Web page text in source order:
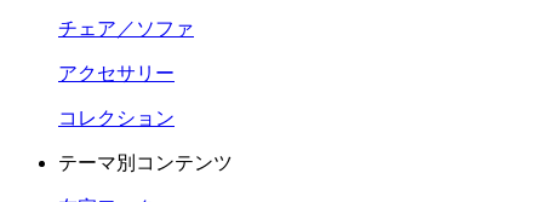
チェア／ソファ
アクセサリー
コレクション
テーマ別コンテンツ